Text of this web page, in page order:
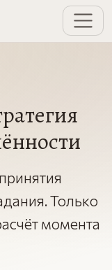
Только
момента